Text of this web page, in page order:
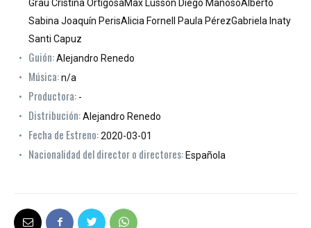
Grau Cristina OrtigosaMax Lusson Diego MañosoAlberto
Sabina Joaquín PerisAlicia Fornell Paula PérezGabriela Inaty
Santi Capuz
Guión:Alejandro Renedo
Música:n/a
Productora: -
Distribución:Alejandro Renedo
Fecha de Estreno:2020-03-01
Nacionalidad del director o directores:Española